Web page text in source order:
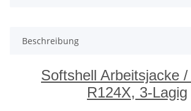
Beschreibung
Softshell Arbeitsjacke
R124X, 3-Lagig